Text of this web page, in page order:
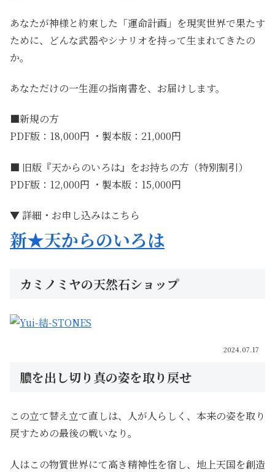
あなたが神様と約束した「運命計画」を現実世界で果たす
ために、どんな武器やシナリオを持って生まれてきたの
か。
あなただけの一生涯の指南書を、お届けします。
■新規の方
PDF版：18,000円 ・製本版：21,000円
■ 旧版『天からのいろは』をお持ちの方（特別割引）
PDF版：12,000円 ・製本版：15,000円
▼ 詳細・お申し込みはこちら
新★天からのいろは
カミノミヤの天然石ショップ
2024.07.17
膿を出し切り真の姿を取り戻せ
この立て替え立て直しは、人が人らしく、本来の姿を取り
戻すための最後の戦いなり。
人はこの物質世界にて高き精神性を宿し、地上天国を創造